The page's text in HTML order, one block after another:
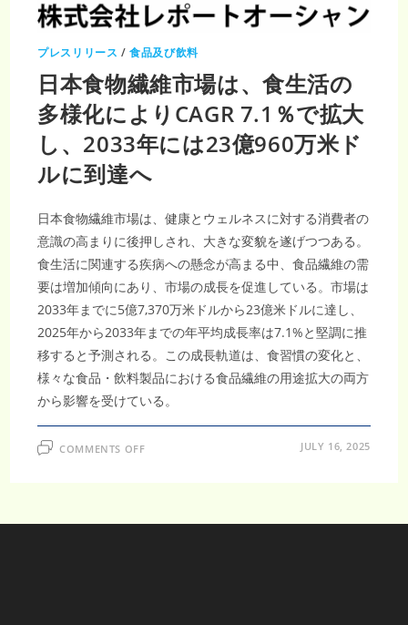
加
に
よ
り
2033
年
に
139
万
4134
ト
ン
へ
大
し
で
成
長
見
込
み
プレスリリース /食品及び飲料
日本食物繊維市場は、食生活の
多様化によりCAGR 7.1％で拡大
し、2033年には23億960万米ド
ルに到達へ
日本食物繊維市場は、健康とウェルネスに対する消費者の
意識の高まりに後押しされ、大きな変貌を遂げつつある。
食生活に関連する疾病への懸念が高まる中、食品繊維の需
要は増加傾向にあり、市場の成長を促進している。市場は
2033年までに5億7,370万米ドルから23億米ドルに達し、
2025年から2033年までの年平均成長率は7.1%と堅調に推
移すると予測される。この成長軌道は、食習慣の変化と、
様々な食品・飲料製品における食品繊維の用途拡大の両方
から影響を受けている。
COMMENTS OFFON
市
JULY 16, 2025